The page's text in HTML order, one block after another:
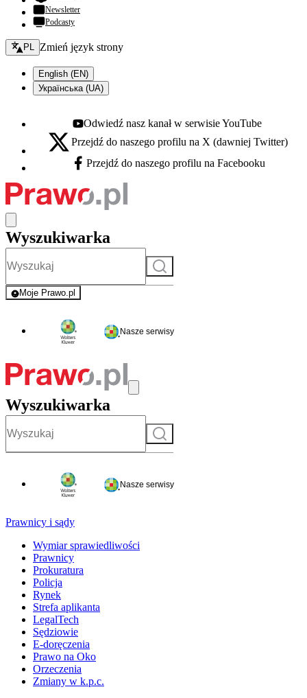
Newsletter
Podcasty
Zmień język - bieżący:
PL Zmień język strony
English (EN)
Українська (UA)
Youtube - otwiera się w nowej karcie
Odwiedź nasz kanał w serwisie YouTube
X - otwiera się w nowej karcie
Przejdź do naszego profilu na X (dawniej Twitter)
Facebook - otwiera się w nowej karcie
Przejdź do naszego profilu na Facebooku
Wyszukiwarka
Szukaj
Moje Prawo.pl
- rejestracja i logowanie do serwisu
Nasze serwisy
Wyszukiwarka
Szukaj
Nasze serwisy
Prawnicy i sądy
Wymiar sprawiedliwości
Prawnicy
Prokuratura
Policja
Rynek
Strefa aplikanta
LegalTech
Sędziowie
E-doręczenia
Prawo na Oko
Orzeczenia
Zmiany w k.p.c.